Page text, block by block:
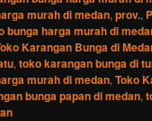
murah di medan,prov.,
bunga harga murah di
Karangan Bunga di
,toko karangan bunga di
murah di medan,Toko
bunga papan di medan,